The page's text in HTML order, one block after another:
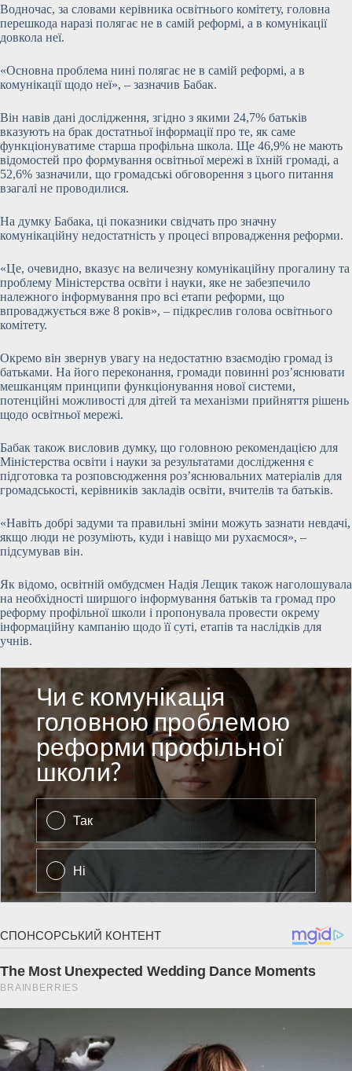
Водночас, за словами керівника освітнього комітету, головна
перешкода наразі полягає не в самій реформі, а в комунікації
довкола неї.
«Основна проблема нині полягає не в самій реформі, а в
комунікації щодо неї», – зазначив Бабак.
Він навів дані дослідження, згідно з якими 24,7% батьків
вказують на брак достатньої інформації про те, як саме
функціонуватиме старша профільна школа. Ще 46,9% не мають
відомостей про формування освітньої мережі в їхній громаді, а
52,6% зазначили, що громадські обговорення з цього питання
взагалі не проводилися.
На думку Бабака, ці показники свідчать про значну
комунікаційну недостатність у процесі впровадження реформи.
«Це, очевидно, вказує на величезну комунікаційну прогалину та
проблему Міністерства освіти і науки, яке не забезпечило
належного інформування про всі етапи реформи, що
впроваджується вже 8 років», – підкреслив голова освітнього
комітету.
Окремо він звернув увагу на недостатню взаємодію громад із
батьками. На його переконання, громади повинні роз’яснювати
мешканцям принципи функціонування нової системи,
потенційні можливості для дітей та механізми прийняття рішень
щодо освітньої мережі.
Бабак також висловив думку, що головною рекомендацією для
Міністерства освіти і науки за результатами дослідження є
підготовка та розповсюдження роз’яснювальних матеріалів для
громадськості, керівників закладів освіти, вчителів та батьків.
«Навіть добрі задуми та правильні зміни можуть зазнати невдачі,
якщо люди не розуміють, куди і навіщо ми рухаємося», –
підсумував він.
Як відомо, освітній омбудсмен Надія Лещик також наголошувала
на необхідності ширшого інформування батьків та громад про
реформу профільної школи і пропонувала провести окрему
інформаційну кампанію щодо її суті, етапів та наслідків для
учнів.